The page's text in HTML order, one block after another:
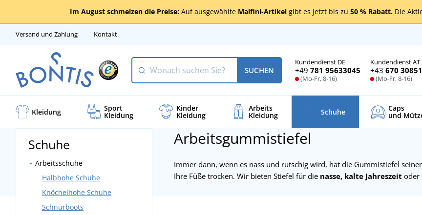
Im August schmelzen die Preise: Auf ausgewählte Malfini-Artikel gibt es jetzt bis zu 50 % Rabatt. Die
Versand und Zahlung Kontakt
Kundendienst DE
+49 781 95633045
(Mo-Fr, 8-16)
Kundendienst AT
+43 670
(Mo-Fr, 8-16)
SUCHEN
Kleidung Sport
Kleidung
Kinder
Kleidung
Arbeits
Kleidung Schuhe Caps
und
Arbeitsgummistiefel
Immer dann, wenn es nass und rutschig wird, hat die Gummistiefel
Ihre Füße trocken. Wir bieten Stiefel für die nasse, kalte Jahreszeit oder
Schuhe
Arbeitsschuhe
Halbhohe Schuhe
Knöchelhohe Schuhe
Schnürboots